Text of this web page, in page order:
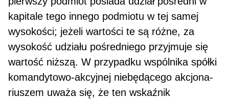
kapitale tego innego podmiotu w tej samej
wysokości; jeżeli wartości te są różne, za
wysokość udziału pośredniego przyjmuje się
wartość niższą. W przypadku wspólnika spółki
komandytowo-akcyjnej niebędącego akcjona­
riuszem uważa się, że ten wskaźnik